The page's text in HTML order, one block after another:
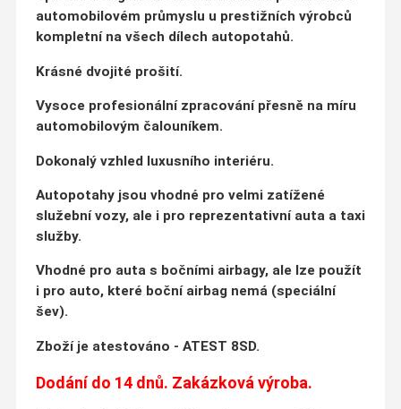
automobilovém průmyslu u prestižních výrobců
kompletní na všech dílech autopotahů.
Krásné dvojité prošití.
Vysoce profesionální zpracování přesně na míru
automobilovým čalouníkem.
Dokonalý vzhled luxusního interiéru.
Autopotahy jsou vhodné pro velmi zatížené
služební vozy, ale i pro reprezentativní auta a taxi
služby.
Vhodné pro auta s bočními airbagy, ale lze použít
i pro auto, které boční airbag nemá (speciální
šev).
Zboží je atestováno - ATEST 8SD.
Dodání do 14 dnů. Zakázková výroba.